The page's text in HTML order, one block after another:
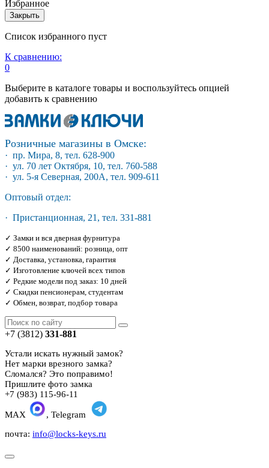
Избранное
Закрыть
Список избранного пуст
К сравнению:
0
Выберите в каталоге товары и воспользуйтесь опцией
добавить к сравнению
Розничные магазины в Омске:
· пр. Мира, 8, тел. 628-900
· ул. 70 лет Октября, 10, тел. 760-588
· ул. 5-я Северная, 200А, тел. 909-611
Оптовый отдел:
· Пристанционная, 21, тел. 331-881
✓ Замки и вся дверная фурнитура
✓ 8500 наименований: розница, опт
✓ Доставка, установка, гарантия
✓ Изготовление ключей всех типов
✓ Редкие модели под заказ: 10 дней
✓ Скидки пенсионерам, студентам
✓ Обмен, возврат, подбор товара
+7 (3812) 331-881
Устали искать нужный замок?
Нет марки врезного замка?
Сломался? Это поправимо!
Пришлите фото замка
+7 (983) 115-96-11
MAX
, Telegram
почта: info@locks-keys.ru